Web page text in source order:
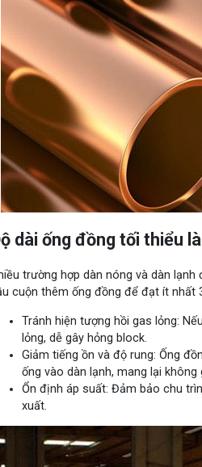
dài ống đồng tối thiểu
trường hợp dàn nóng và dàn
cuộn thêm ống đồng để đạt ít nhất
Tránh hiện tượng hồi gas lỏng:
lỏng, dễ gây hỏng block.
Giảm tiếng ồn và độ rung: Ống
ống vào dàn lạnh, mang lại không
Ổn định áp suất: Đảm bảo chu
xuất.